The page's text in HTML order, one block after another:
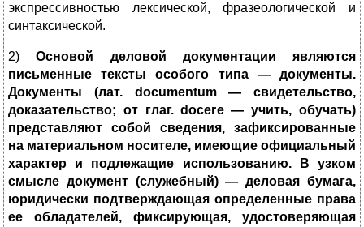
экспрессивностью лексической, фразеологической и
синтаксической.
2) Основой деловой документации являются
письменные тексты особого типа — документы.
Документы (лат. documentum — свидетельство,
доказательство; от глаг. docere — учить, обучать)
представляют собой сведения, зафиксированные
на материальном носителе, имеющие официальный
характер и подлежащие использованию. В узком
смысле документ (служебный) — деловая бумага,
юридически подтверждающая определенные права
ее обладателей, фиксирующая, удостоверяющая